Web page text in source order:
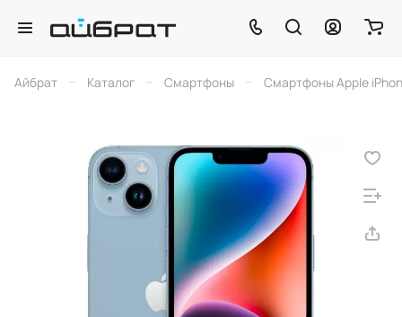
Айбрат – Каталог – Смартфоны – Смартфоны Apple